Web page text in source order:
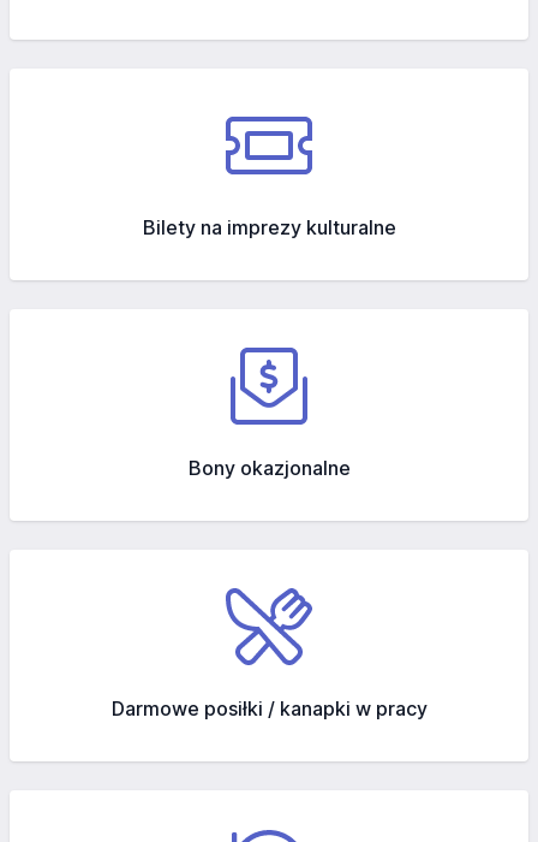
Bilety na imprezy kulturalne
Bony okazjonalne
Darmowe posiłki / kanapki w pracy